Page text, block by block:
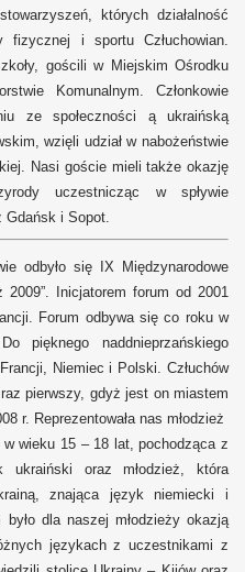
których działalność
i sportu Człuchowian.
gościli w Miejskim Ośrodku
Komunalnym. Członkowie
ze społeczności ą ukraińską
wzięli udział w nabożeństwie
Nasi goście mieli także okazję
uczestnicząc w spływie
Gdańsk i Sopot.
odbyło się IX Międzynarodowe
2009”. Inicjatorem forum od 2001
Forum odbywa się co roku w
pięknego naddnieprzańskiego
Niemiec i Polski. Człuchów
pierwszy, gdyż jest on miastem
r. Reprezentowała nas młodzież
wieku 15 – 18 lat, pochodząca z
ukraiński oraz młodzież, która
znająca język niemiecki i
dla naszej młodzieży okazją
językach z uczestnikami z